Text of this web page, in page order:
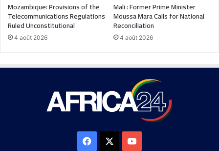
Mozambique: Provisions of the
Telecommunications Regulations
Ruled Unconstitutional
4 août 2026
Mali : Former Prime Minister
Moussa Mara Calls for National
Reconciliation
4 août 2026